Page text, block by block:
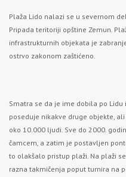
Plaža Lido nalazi se u severnom
Pripada teritoriji opštine Zemun.
infrastrukturnih objekata je
ostrvo zakonom zaštićeno.
Smatra se da je ime dobila po Lidu
poseduje nikakve druge objekte,
oko 10.000 ljudi. Sve do 2000.
čamcem, a zatim je postavljen
to olakšalo pristup plaži. Na plaži
razna takmičenja poput turnira na